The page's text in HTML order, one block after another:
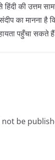
की उत्तम
का मानना है
पहुँचा सकते
be